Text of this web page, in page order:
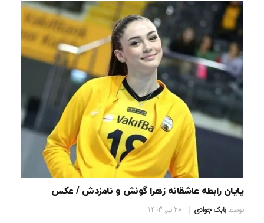
پایان رابطه عاشقانه زهرا گونش و نامزدش / عکس
توسطبابک جوادی 28 تیر, 1403